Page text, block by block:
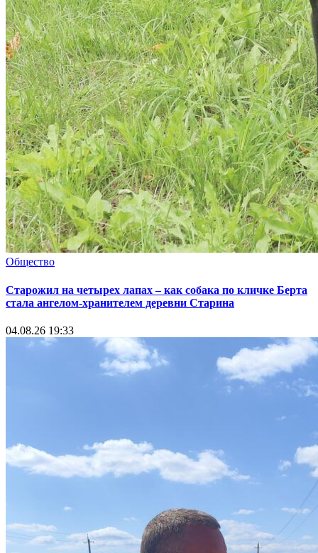
Общество
Старожил на четырех лапах – как собака по кличке Берта
стала ангелом-хранителем деревни Старина
04.08.26 19:33